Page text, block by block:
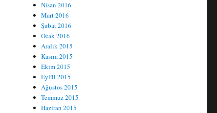
Nisan 2016
Mart 2016
Şubat 2016
Ocak 2016
Aralık 2015
Kasım 2015
Ekim 2015
Eylül 2015
Ağustos 2015
Temmuz 2015
Haziran 2015